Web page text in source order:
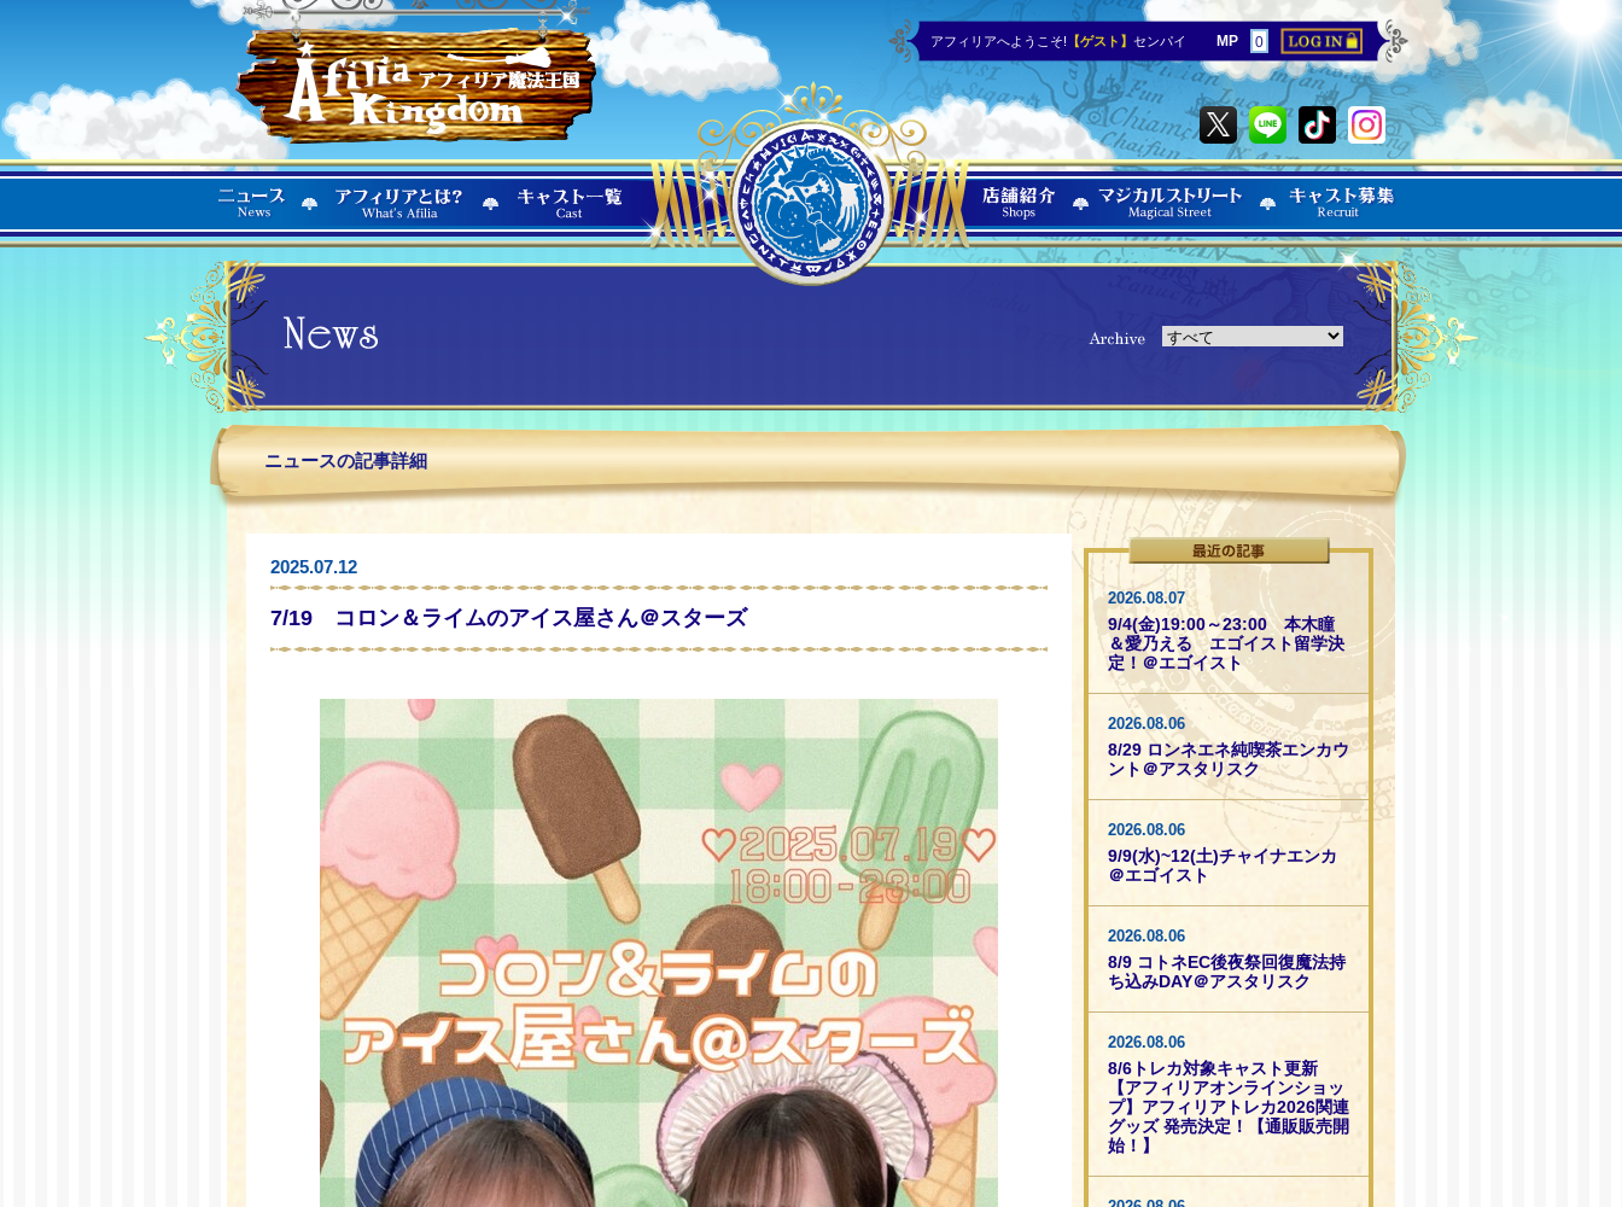
アフィリアへようこそ! 【ゲスト】 センパイ MP 0
ニュースの記事詳細
2025.07.12
7/19 コロン＆ライムのアイス屋さん＠スターズ
2026.08.07
9/4(金)19:00～23:00 本木瞳
＆愛乃える エゴイスト留学決
定！＠エゴイスト
2026.08.06
8/29 ロンネエネ純喫茶エンカウ
ント＠アスタリスク
2026.08.06
9/9(水)~12(土)チャイナエンカ
＠エゴイスト
2026.08.06
8/9 コトネEC後夜祭回復魔法持
ち込みDAY＠アスタリスク
2026.08.06
8/6トレカ対象キャスト更新
【アフィリアオンラインショッ
プ】アフィリアトレカ2026関連
グッズ 発売決定！【通販販売開
始！】